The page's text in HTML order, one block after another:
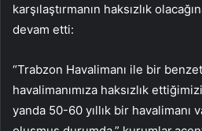
karşılaştırmanın haksızlık
devam etti:
“Trabzon Havalimanı ile bir
havalimanımıza haksızlık
yanda 50-60 yıllık bir havalimanı